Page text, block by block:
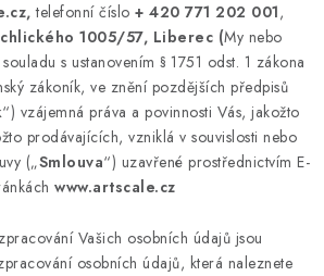
Obchodní podmínky
údajů
Reklamační řád
FAQ Hromadná objednávka
telefonní číslo + 420 771 202 001,
1005/57, Liberec (My nebo
s ustanovením § 1751 odst. 1 zákona
zákoník, ve znění pozdějších předpisů
“) vzájemná práva a povinnosti Vás, jakožto
prodávajících, vzniklá v souvislosti nebo
(„Smlouva“) uzavřené prostřednictvím E-
www.artscale.cz
Vašich osobních údajů jsou
osobních údajů, která naleznete